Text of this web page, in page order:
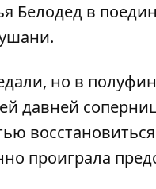
Белодед в
, но в
давней
проиграла